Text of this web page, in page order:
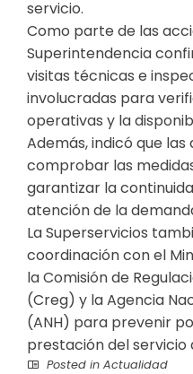
servicio.
Como parte de las
Superintendencia
visitas técnicas e
involucradas para
operativas y la
Además, indicó que
comprobar las
garantizar la
atención de la
La Superservicios
coordinación con el
la Comisión de
(Creg) y la Agencia
(ANH) para prevenir
prestación del servicio
Posted in Actualidad